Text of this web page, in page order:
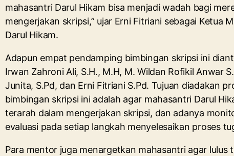
mahasantri Darul Hikam bisa menjadi wadah bagi
mengerjakan skripsi,” ujar Erni Fitriani sebagai Ketua
Darul Hikam.
Adapun empat pendamping bimbingan skripsi ini
Irwan Zahroni Ali, S.H., M.H, M. Wildan Rofikil Anwar
Junita, S.Pd, dan Erni Fitriani S.Pd. Tujuan diadakan
bimbingan skripsi ini adalah agar mahasantri Darul
terarah dalam mengerjakan skripsi, dan adanya
evaluasi pada setiap langkah menyelesaikan proses
Para mentor juga menargetkan mahasantri agar lulus